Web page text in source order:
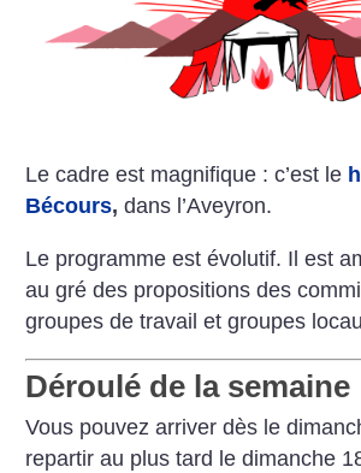
Le cadre est magnifique : c’est le
Bécours, dans l’Aveyron.
Le programme est évolutif. Il est
au gré des propositions des
groupes de travail et groupes
Déroulé de la semaine
Vous pouvez arriver dès le
repartir au plus tard le dimanche